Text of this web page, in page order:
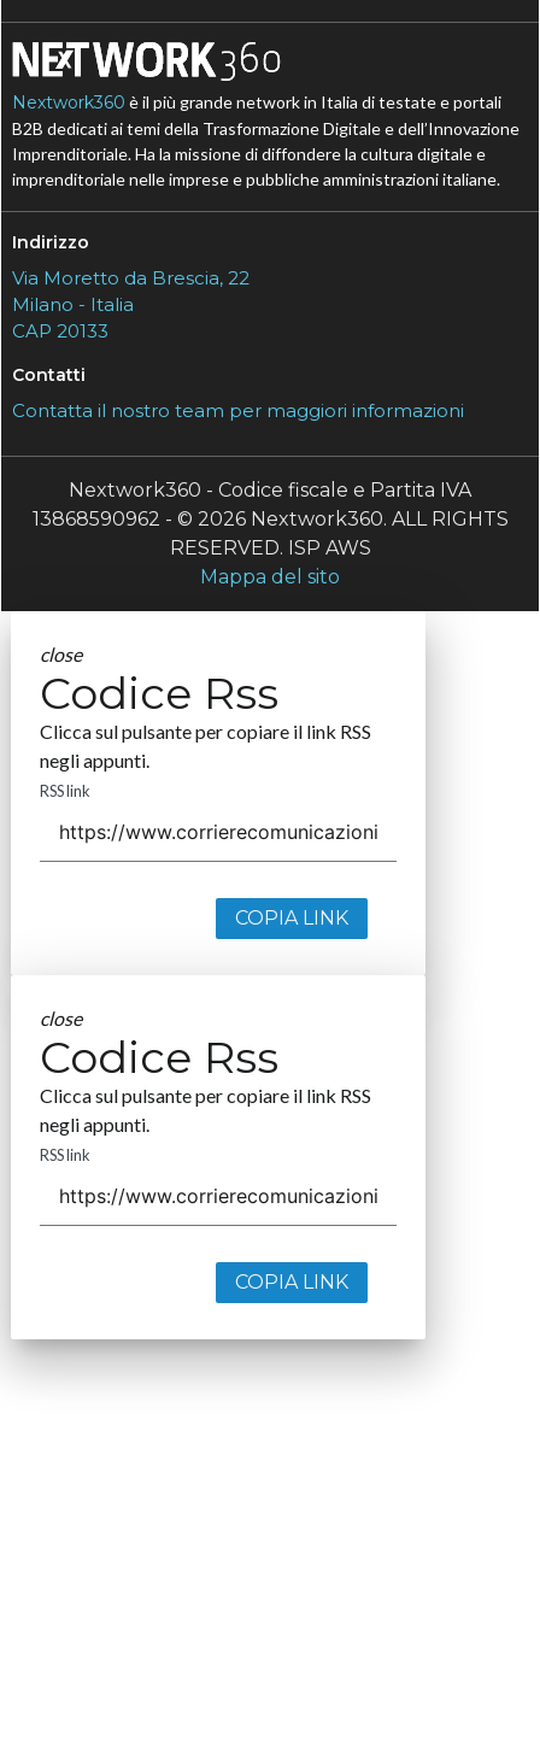
Nextwork360 è il più grande network in Italia di testate e portali
B2B dedicati ai temi della Trasformazione Digitale e dell’Innovazione
Imprenditoriale. Ha la missione di diffondere la cultura digitale e
imprenditoriale nelle imprese e pubbliche amministrazioni italiane.
Indirizzo
Via Moretto da Brescia, 22
Milano - Italia
CAP 20133
Contatti
Contatta il nostro team per maggiori informazioni
Nextwork360 - Codice fiscale e Partita IVA
13868590962 - © 2026 Nextwork360. ALL RIGHTS
RESERVED. ISP AWS
Mappa del sito
close
Codice Rss
Clicca sul pulsante per copiare il link RSS
negli appunti.
RSS link
COPIA LINK
close
Codice Rss
Clicca sul pulsante per copiare il link RSS
negli appunti.
RSS link
COPIA LINK